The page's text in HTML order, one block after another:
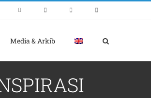
Media & Arkib